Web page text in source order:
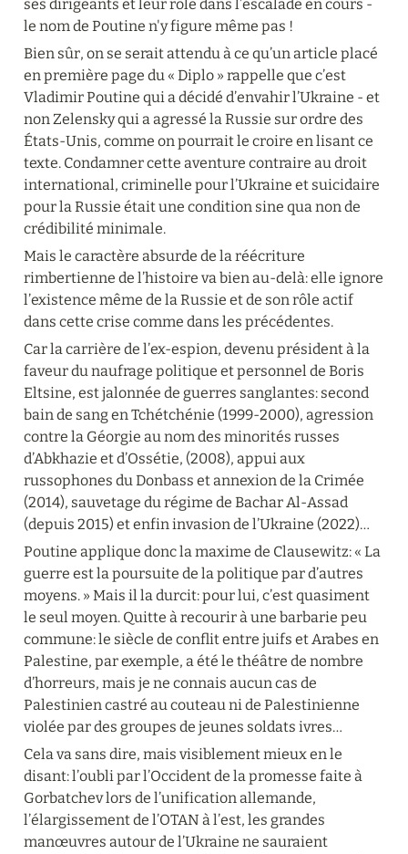
ses dirigeants et leur rôle dans l’escalade en cours -
le nom de Poutine n'y figure même pas !
Bien sûr, on se serait attendu à ce qu’un article placé
en première page du « Diplo » rappelle que c’est
Vladimir Poutine qui a décidé d’envahir l’Ukraine - et
non Zelensky qui a agressé la Russie sur ordre des
États-Unis, comme on pourrait le croire en lisant ce
texte. Condamner cette aventure contraire au droit
international, criminelle pour l’Ukraine et suicidaire
pour la Russie était une condition sine qua non de
crédibilité minimale.
Mais le caractère absurde de la réécriture
rimbertienne de l’histoire va bien au-delà: elle ignore
l’existence même de la Russie et de son rôle actif
dans cette crise comme dans les précédentes.
Car la carrière de l’ex-espion, devenu président à la
faveur du naufrage politique et personnel de Boris
Eltsine, est jalonnée de guerres sanglantes: second
bain de sang en Tchétchénie (1999-2000), agression
contre la Géorgie au nom des minorités russes
d’Abkhazie et d’Ossétie, (2008), appui aux
russophones du Donbass et annexion de la Crimée
(2014), sauvetage du régime de Bachar Al-Assad
(depuis 2015) et enfin invasion de l’Ukraine (2022)…
Poutine applique donc la maxime de Clausewitz: « La
guerre est la poursuite de la politique par d’autres
moyens. » Mais il la durcit: pour lui, c’est quasiment
le seul moyen. Quitte à recourir à une barbarie peu
commune: le siècle de conflit entre juifs et Arabes en
Palestine, par exemple, a été le théâtre de nombre
d’horreurs, mais je ne connais aucun cas de
Palestinien castré au couteau ni de Palestinienne
violée par des groupes de jeunes soldats ivres…
Cela va sans dire, mais visiblement mieux en le
disant: l’oubli par l’Occident de la promesse faite à
Gorbatchev lors de l’unification allemande,
l’élargissement de l’OTAN à l’est, les grandes
manœuvres autour de l’Ukraine ne sauraient